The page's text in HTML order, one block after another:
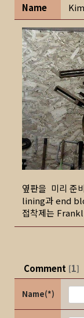
Name
옆판을 미리 준
lining과 end
접착제는
Comment [1]
Name(*)